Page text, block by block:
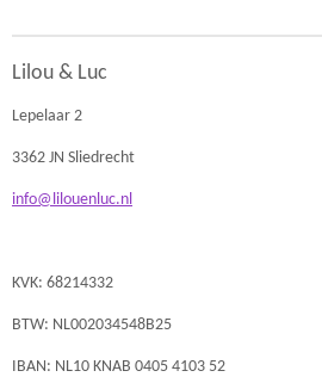
Lilou & Luc
Lepelaar 2
3362 JN Sliedrecht
info@lilouenluc.nl
KVK: 68214332
BTW: NL002034548B25
IBAN: NL10 KNAB 0405 4103 52